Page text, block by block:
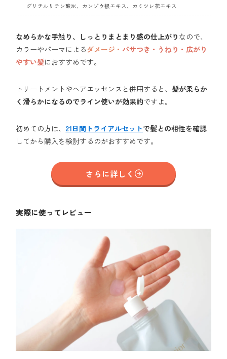
グリチルリチン酸2K、カンゾウ根エキス、カミツレ花エキス
なめらかな手触り、しっとりまとまり感の仕上がり なので、
カラーやパーマによる ダメージ・ パサつき・うねり・広がり
やすい髪におすすめです。
トリートメントやヘアエッセンスと併用すると、 髪が柔らか
く滑らかになるのでライン使いが効果的ですよ。
初めての方は、 21日間トライアルセットで髪との相性を確認
してから購入を検討するのがおすすめです。
さらに詳しく
実際に使ってレビュー